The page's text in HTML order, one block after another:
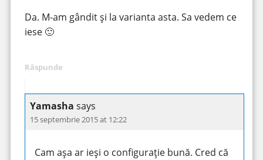
Da. M-am gândit și la varianta asta. Sa vedem ce
iese 🙂
Răspunde
Yamasha says
15 septembrie 2015 at 12:22
Cam așa ar ieși o configurație bună. Cred că